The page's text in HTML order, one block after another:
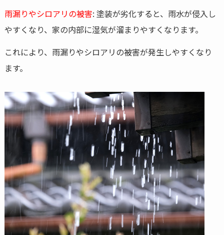
雨漏りやシロアリの被害: 塗装が劣化すると、雨水が侵入し
やすくなり、家の内部に湿気が溜まりやすくなります。
これにより、雨漏りやシロアリの被害が発生しやすくなり
ます。